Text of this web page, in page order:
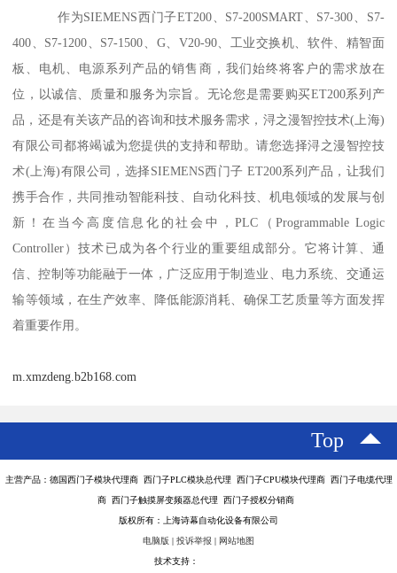
作为SIEMENS西门子ET200、S7-200SMART、S7-300、S7-
400、S7-1200、S7-1500、G、V20-90、工业交换机、软件、精智面
板、电机、电源系列产品的销售商，我们始终将客户的需求放在
位，以诚信、质量和服务为宗旨。无论您是需要购买ET200系列产
品，还是有关该产品的咨询和技术服务需求，浔之漫智控技术(上海)
有限公司都将竭诚为您提供的支持和帮助。请您选择浔之漫智控技
术(上海)有限公司，选择SIEMENS西门子 ET200系列产品，让我们
携手合作，共同推动智能科技、自动化科技、机电领域的发展与创
新！在当今高度信息化的社会中，PLC（Programmable Logic
Controller）技术已成为各个行业的重要组成部分。它将计算、通
信、控制等功能融于一体，广泛应用于制造业、电力系统、交通运
输等领域，在生产效率、降低能源消耗、确保工艺质量等方面发挥
着重要作用。
m.xmzdeng.b2b168.com
Top
主营产品：德国西门子模块代理商 西门子PLC模块总代理 西门子CPU模块代理商 西门子电缆代理
商 西门子触摸屏变频器总代理 西门子授权分销商
版权所有：上海诗幕自动化设备有限公司
电脑版 | 投诉举报 | 网站地图
技术支持：